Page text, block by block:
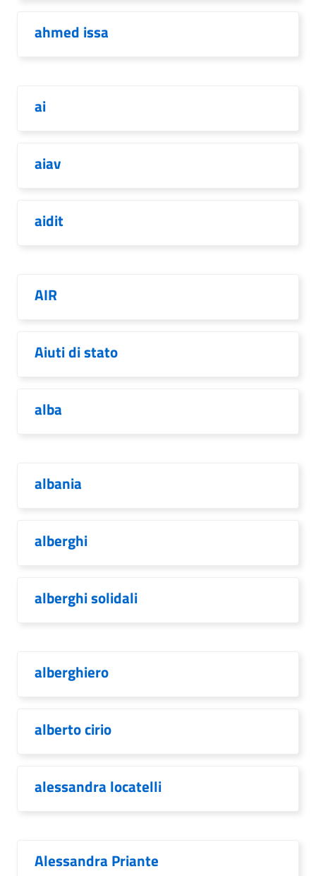
ahmed issa
ai
aiav
aidit
AIR
Aiuti di stato
alba
albania
alberghi
alberghi solidali
alberghiero
alberto cirio
alessandra locatelli
Alessandra Priante